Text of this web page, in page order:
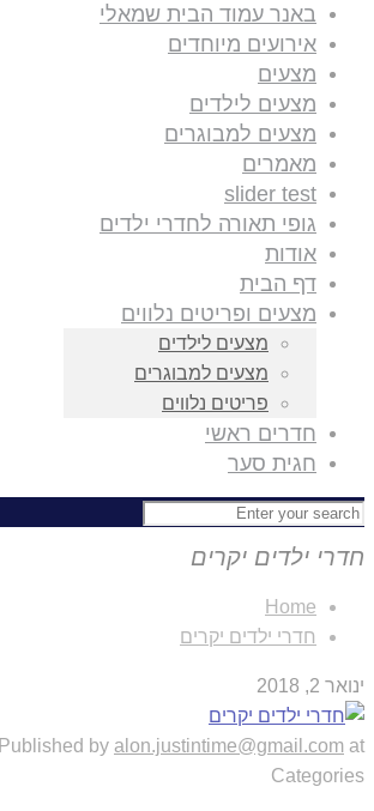
באנר עמוד הבית שמאלי
אירועים מיוחדים
מצעים
מצעים לילדים
מצעים למבוגרים
מאמרים
slider test
גופי תאורה לחדרי ילדים
אודות
דף הבית
מצעים ופריטים נלווים
מצעים לילדים
מצעים למבוגרים
פריטים נלווים
חדרים ראשי
חגית סער
חדרי ילדים יקרים
Home
חדרי ילדים יקרים
ינואר 2, 2018
Published by alon.justintime@gmail.com at
Categories